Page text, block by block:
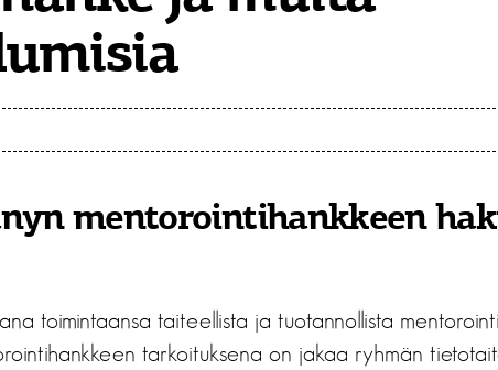
mentorointihankkeen
toimintaansa taiteellista ja tuotannollista
tarkoituksena on jakaa ryhmän